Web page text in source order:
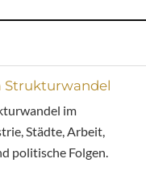
Strukturwandel
im
Städte, Arbeit,
politische Folgen.